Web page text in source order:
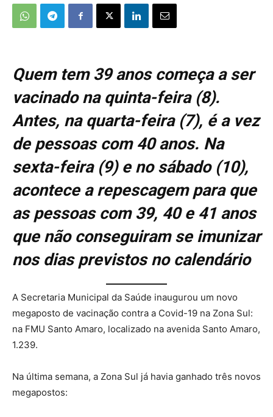
Quem tem 39 anos começa a ser
vacinado na quinta-feira (8).
Antes, na quarta-feira (7), é a vez
de pessoas com 40 anos. Na
sexta-feira (9) e no sábado (10),
acontece a repescagem para que
as pessoas com 39, 40 e 41 anos
que não conseguiram se imunizar
nos dias previstos no calendário
A Secretaria Municipal da Saúde inaugurou um novo
megaposto de vacinação contra a Covid-19 na Zona Sul:
na FMU Santo Amaro, localizado na avenida Santo Amaro,
1.239.
Na última semana, a Zona Sul já havia ganhado três novos
megapostos: